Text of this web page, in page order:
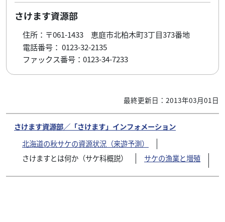
さけます資源部
住所：〒061-1433 恵庭市北柏木町3丁目373番地
電話番号： 0123-32-2135
ファックス番号：0123-34-7233
最終更新日：2013年03月01日
さけます資源部／「さけます」インフォメーション
北海道の秋サケの資源状況（来遊予測）
さけますとは何か（サケ科概説）
サケの漁業と増殖